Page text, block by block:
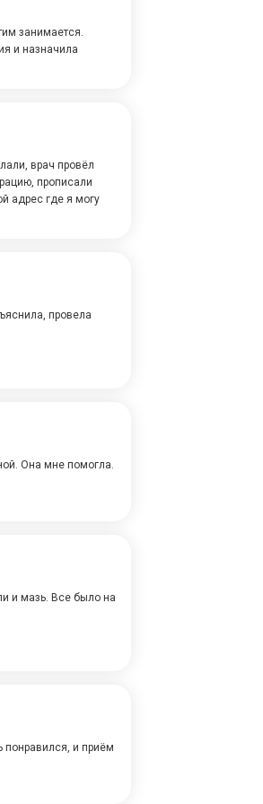
занимается.
и назначила
врач провёл
прописали
адрес где я могу
провела
Она мне помогла.
и мазь. Все было на
понравился, и приём